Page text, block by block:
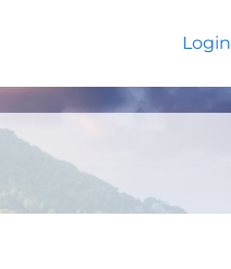
Login